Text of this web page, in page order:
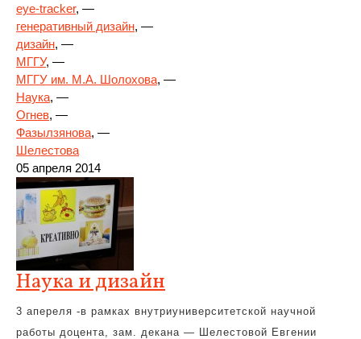
eye-tracker, —
генеративный дизайн, —
дизайн, —
МГГУ, —
МГГУ им. М.А. Шолохова, —
Наука, —
Огнев, —
Фазылзянова, —
Шелестова
05 апреля 2014
Наука и дизайн
3 апереля -в рамках внутриуниверситетской научной
работы доцента, зам. декана — Шелестовой Евгении